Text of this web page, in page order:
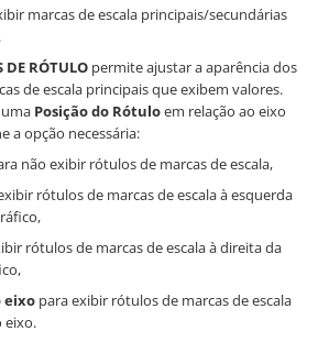
marcas de escala principais/secundárias
DE RÓTULO permite ajustar a aparência dos
de escala principais que exibem valores.
Posição do Rótuloem relação ao eixo
a opção necessária:
não exibir rótulos de marcas de escala,
rótulos de marcas de escala à esquerda
rótulos de marcas de escala à direita da
eixo para exibir rótulos de marcas de escala
eixo.